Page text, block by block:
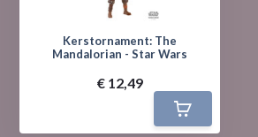
Kerstornament: The
Mandalorian - Star Wars
€ 12,49